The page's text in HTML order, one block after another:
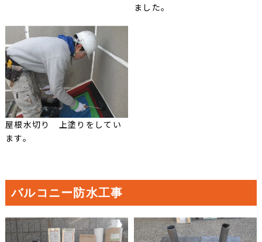
ました。
屋根水切り 上塗りをしてい
ます。
バルコニー防水工事